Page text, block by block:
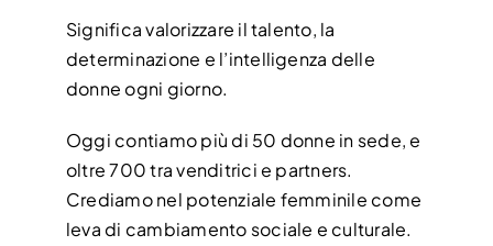
Significa valorizzare il talento, la
determinazione e l’intelligenza delle
donne ogni giorno.
Oggi contiamo più di 50 donne in sede, e
oltre 700 tra venditrici e partners.
Crediamo nel potenziale femminile come
leva di cambiamento sociale e culturale.